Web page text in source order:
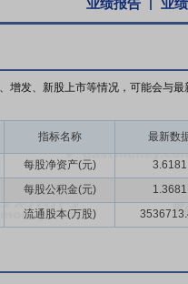
业绩报告 业
增发、新股上市等情况，可能会与最
指标名称 最新数
每股净资产(元)
3.6181
每股公积金(元)
1.3681
流通股本(万股)